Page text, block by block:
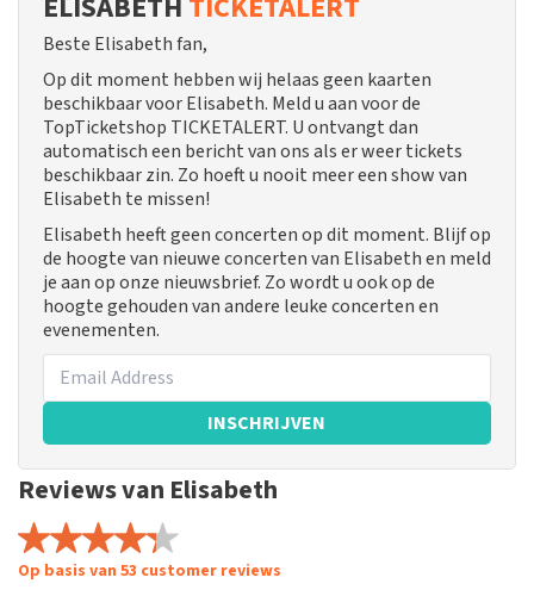
Beste Elisabeth fan,
Op dit moment hebben wij helaas geen kaarten
beschikbaar voor Elisabeth. Meld u aan voor de
TopTicketshop TICKETALERT. U ontvangt dan
automatisch een bericht van ons als er weer tickets
beschikbaar zin. Zo hoeft u nooit meer een show van
Elisabeth te missen!
Elisabeth heeft geen concerten op dit moment. Blijf op
de hoogte van nieuwe concerten van Elisabeth en meld
je aan op onze nieuwsbrief. Zo wordt u ook op de
hoogte gehouden van andere leuke concerten en
evenementen.
INSCHRIJVEN
Reviews van Elisabeth
Op basis van 53 customer reviews